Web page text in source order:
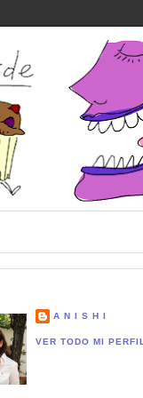
A N I S H I
VER TODO MI PERFIL